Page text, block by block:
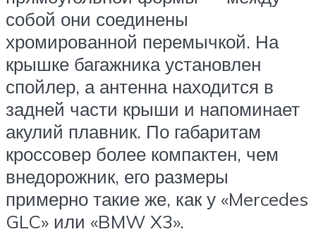
собой они соединены
хромированной перемычкой. На
крышке багажника установлен
спойлер, а антенна находится в
задней части крыши и напоминает
акулий плавник. По габаритам
кроссовер более компактен, чем
внедорожник, его размеры
примерно такие же, как у «Mercedes
GLC» или «BMW X3».